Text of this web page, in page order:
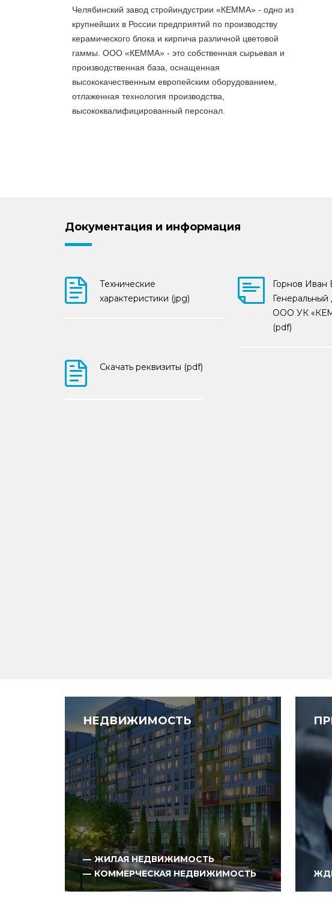
Челябинский завод стройиндустрии «КЕММА» - одно из
крупнейших в России предприятий по производству
керамического блока и кирпича различной цветовой
гаммы. ООО «КЕММА» - это собственная сырьевая и
производственная база, оснащенная
высококачественным европейским оборудованием,
отлаженная технология производства,
высококвалифицированный персонал.
Документация и информация
Технические
характеристики (jpg)
Горнов Иван
Генеральный
ООО УК
(pdf)
Скачать реквизиты (pdf)
НЕДВИЖИМОСТЬ
ЖИЛАЯ НЕДВИЖИМОСТЬ
КОММЕРЧЕСКАЯ НЕДВИЖИМОСТЬ